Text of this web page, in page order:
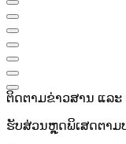
ຕິດຕາມຂ່າວສານ ແລ
ຮັບສ່ວນຫຼຸດພິເສດຕາມ